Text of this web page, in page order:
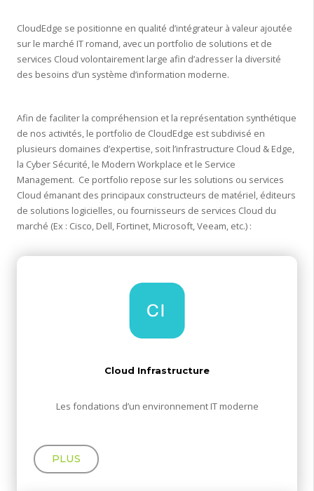
CloudEdge se positionne en qualité d’intégrateur à valeur ajoutée
sur le marché IT romand, avec un portfolio de solutions et de
services Cloud volontairement large afin d’adresser la diversité
des besoins d’un système d’information moderne.
Afin de faciliter la compréhension et la représentation synthétique
de nos activités, le portfolio de CloudEdge est subdivisé en
plusieurs domaines d’expertise, soit l’infrastructure Cloud & Edge,
la Cyber Sécurité, le Modern Workplace et le Service
Management. Ce portfolio repose sur les solutions ou services
Cloud émanant des principaux constructeurs de matériel, éditeurs
de solutions logicielles, ou fournisseurs de services Cloud du
marché (Ex : Cisco, Dell, Fortinet, Microsoft, Veeam, etc.) :
Cloud Infrastructure
Les fondations d’un environnement IT moderne
PLUS